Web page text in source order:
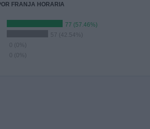
FRANJA HORARIA
77 (57.46%)
57 (42.54%)
0 (0%)
0 (0%)